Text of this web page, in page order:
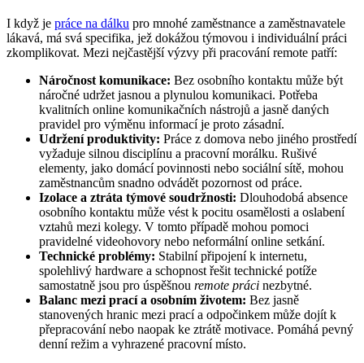
I když je práce na dálku pro mnohé zaměstnance a zaměstnavatele
lákavá, má svá specifika, jež dokážou týmovou i individuální práci
zkomplikovat. Mezi nejčastější výzvy při pracování remote patří:
Náročnost komunikace: Bez osobního kontaktu může být
náročné udržet jasnou a plynulou komunikaci. Potřeba
kvalitních online komunikačních nástrojů a jasně daných
pravidel pro výměnu informací je proto zásadní.
Udržení produktivity: Práce z domova nebo jiného prostředí
vyžaduje silnou disciplínu a pracovní morálku. Rušivé
elementy, jako domácí povinnosti nebo sociální sítě, mohou
zaměstnancům snadno odvádět pozornost od práce.
Izolace a ztráta týmové soudržnosti: Dlouhodobá absence
osobního kontaktu může vést k pocitu osamělosti a oslabení
vztahů mezi kolegy. V tomto případě mohou pomoci
pravidelné videohovory nebo neformální online setkání.
Technické problémy: Stabilní připojení k internetu,
spolehlivý hardware a schopnost řešit technické potíže
samostatně jsou pro úspěšnou remote práci nezbytné.
Balanc mezi prací a osobním životem: Bez jasně
stanovených hranic mezi prací a odpočinkem může dojít k
přepracování nebo naopak ke ztrátě motivace. Pomáhá pevný
denní režim a vyhrazené pracovní místo.